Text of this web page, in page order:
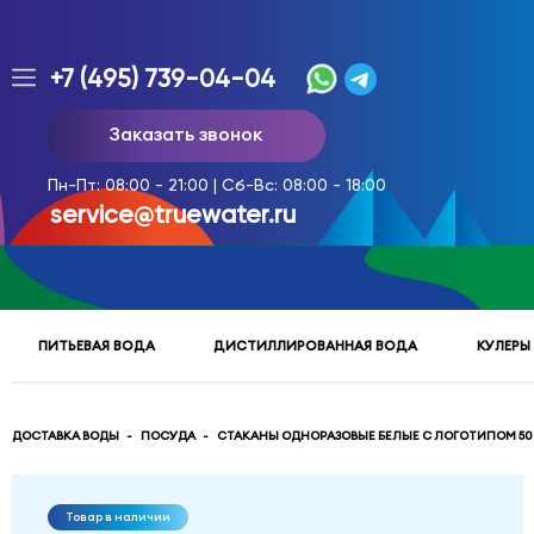
Заказ
доставки
воды
тел.
многоканальный
service@truewater.ru
Московская
н,
Мытищи,
+7 (495) 739-04-04
Заказать звонок
Пн-Пт: 08:00 - 21:00 | Сб-Вс: 08:00 - 18:00
service@truewater.ru
ПИТЬЕВАЯ ВОДА ДИСТИЛЛИРОВАННАЯ ВОДА
ДОСТАВКА ВОДЫ ПОСУДА СТАКАНЫ ОДНОРАЗОВЫЕ БЕЛЫЕ С ЛОГОТИПОМ
Товар в наличии